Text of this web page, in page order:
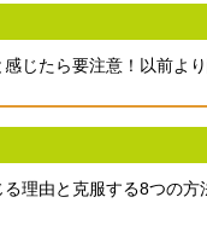
じたら要注意！以前よ
理由と克服する8つの方